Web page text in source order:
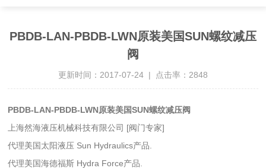
PBDB-LAN-PBDB-LWN原装美国SUN螺纹减压
阀
更新时间：2017-07-24 | 点击率：2848
PBDB-LAN-PBDB-LWN原装美国SUN螺纹减压阀
上海然海液压机械科技有限公司 [阀门专家]
代理美国太阳液压 Sun Hydraulics产品.
代理美国海德福斯 Hydra Force产品.